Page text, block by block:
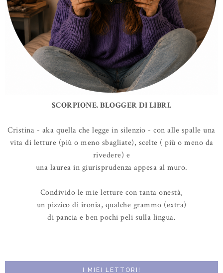
SCORPIONE. BLOGGER DI LIBRI.
Cristina - aka quella che legge in silenzio - con alle spalle una
vita di letture (più o meno sbagliate), scelte ( più o meno da
rivedere) e
una laurea in giurisprudenza appesa al muro.
Condivido le mie letture con tanta onestà,
un pizzico di ironia, qualche grammo (extra)
di pancia e ben pochi peli sulla lingua.
I MIEI LETTORI!